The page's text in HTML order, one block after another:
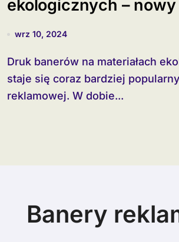
ekologicznych –
reklamie?
wrz 10, 2024
Druk banerów na materiałach ekologicznych
staje się coraz bardziej
reklamowej. W dobie...
Banery